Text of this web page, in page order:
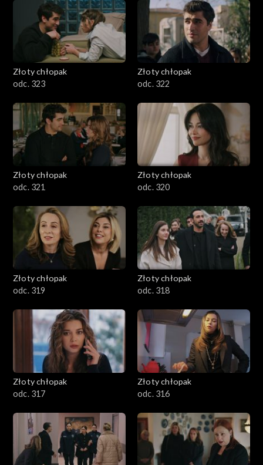
Złoty chłopak
odc. 323
Złoty chłopak
odc. 322
Złoty chłopak
odc. 321
Złoty chłopak
odc. 320
Złoty chłopak
odc. 319
Złoty chłopak
odc. 318
Złoty chłopak
odc. 317
Złoty chłopak
odc. 316